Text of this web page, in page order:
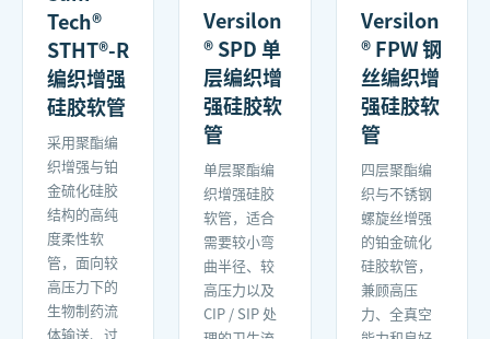
Tech®
STHT®-R
编织增强
硅胶软管
采用聚酯编
织增强与铂
金硫化硅胶
结构的高纯
度柔性软
管，面向较
高压力下的
生物制药流
体输送、过
Versilon
® SPD 单
层编织增
强硅胶软
管
单层聚酯编
织增强硅胶
软管，适合
需要较小弯
曲半径、较
高压力以及
CIP / SIP 处
Versilon
® FPW 钢
丝编织增
强硅胶软
管
四层聚酯编
织与不锈钢
螺旋丝增强
的铂金硫化
硅胶软管，
兼顾高压
力、全真空